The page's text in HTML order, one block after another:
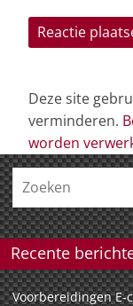
Deze site
verminderen.
worden
Recente
Voorbereidingen